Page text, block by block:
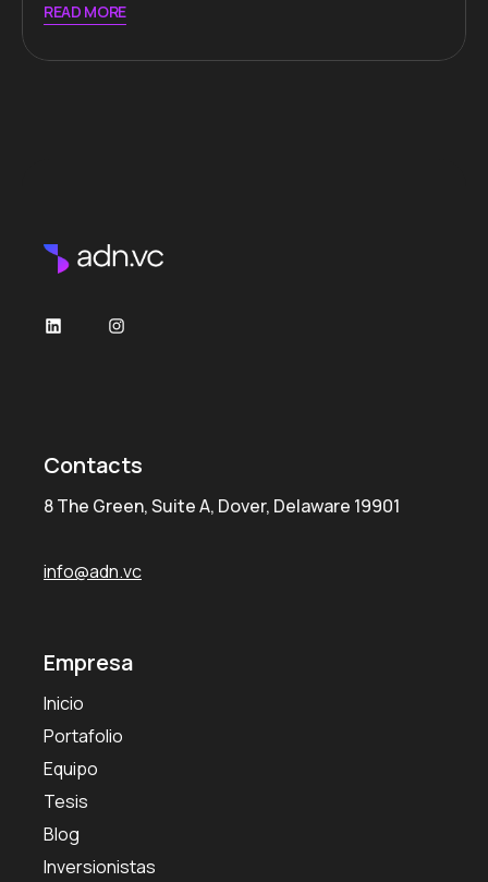
READ MORE
LinkedInInstagram
Contacts
8 The Green, Suite A, Dover, Delaware 19901
info@adn.vc
Empresa
Inicio
Portafolio
Equipo
Tesis
Blog
Inversionistas